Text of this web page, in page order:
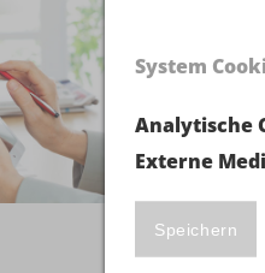
System
Analytische
Externe
Speichern